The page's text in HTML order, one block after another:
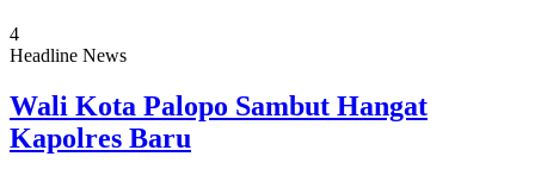
4
Headline News
Wali Kota Palopo Sambut Hangat
Kapolres Baru